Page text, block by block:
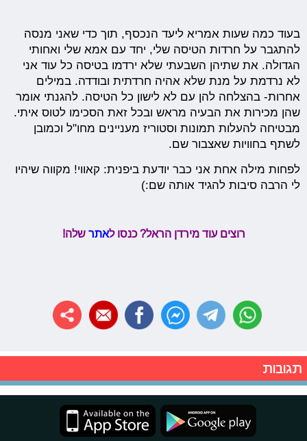
בעוד כמה שעות אמריא ליעד הנכסף, תוך כדי שאני מנסה
להתגבר על חרדות הטיסה שלי, יחד עם אמא שלי ואחותי
הגדולה. את שתיהן השבעתי שלא ירדמו בטיסה כל עוד אני
לא נרדמת על מנת שלא אהיה חרדתית ובודדה. במילים
אחרות- בהצלחה להן עם לא לישון כל הטיסה. להגנתי אומר
שהן מכירות את הבעיה מראש ובכל זאת הסכימו לטוס איתי.
מבטיחה להעלות תמונות וסטוריז מעניינים מחו"ל וכמובן
לשתף בחוויות שאצבור שם.
לפחות מילה אחת אני כבר יודעת ביפנית: קאווי! מקווה שיהיו
לי הרבה סיבות להגיד אותה שם:)
רוצים עוד מירדן הראל? כנסו לאתרשלה!
תגובות